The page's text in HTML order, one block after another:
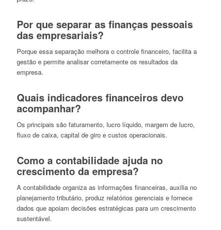
Por que separar as finanças pessoais
das empresariais?
Porque essa separação melhora o controle financeiro, facilita a
gestão e permite analisar corretamente os resultados da
empresa.
Quais indicadores financeiros devo
acompanhar?
Os principais são faturamento, lucro líquido, margem de lucro,
fluxo de caixa, capital de giro e custos operacionais.
Como a contabilidade ajuda no
crescimento da empresa?
A contabilidade organiza as informações financeiras, auxilia no
planejamento tributário, produz relatórios gerenciais e fornece
dados que apoiam decisões estratégicas para um crescimento
sustentável.